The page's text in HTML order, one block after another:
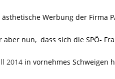
Werbung der Firma
aber nun, dass sich die SPÖ-
2014 in vornehmes Schweigen